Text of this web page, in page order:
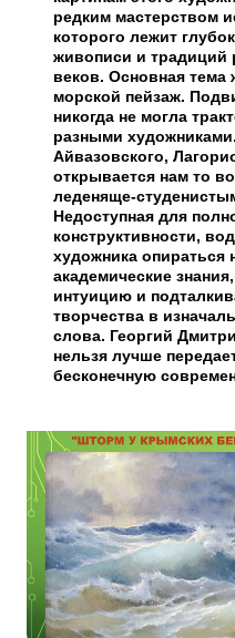
редким мастерством
которого лежит
живописи и традиций
веков. Основная тема
морской пейзаж.
никогда не могла
разными
Айвазовского,
открывается нам то
леденяще-
Недоступная для
конструктивности,
художника опираться
академические
интуицию и
творчества в
слова. Георгий
нельзя лучше
бесконечную